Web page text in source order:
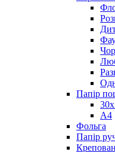
Папір
А4
Фольга
Папір